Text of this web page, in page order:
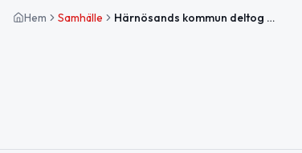
Hem Samhälle Härnösands kommun deltog i regional övning för värdlandsstöd